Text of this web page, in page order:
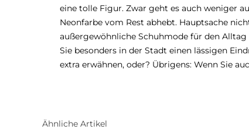
eine tolle Figur. Zwar geht es auch weniger
Neonfarbe vom Rest abhebt. Hauptsache
außergewöhnliche Schuhmode für den
Sie besonders in der Stadt einen lässigen
extra erwähnen, oder? Übrigens: Wenn Sie
Ähnliche Artikel